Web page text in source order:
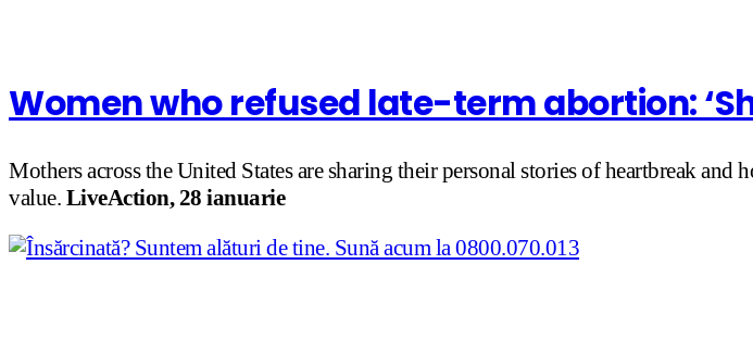
Women who refused late-term abortion:
Mothers across the United States are sharing their personal stories of heartbreak
value. LiveAction, 28 ianuarie